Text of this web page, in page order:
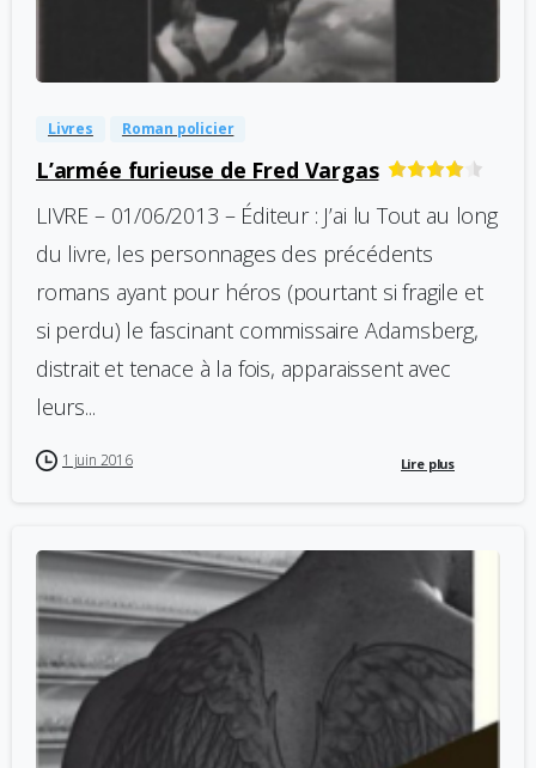
0
Livres Roman policier
L’armée furieuse de Fred Vargas
LIVRE – 01/06/2013 – Éditeur : J’ai lu Tout au long
du livre, les personnages des précédents
romans ayant pour héros (pourtant si fragile et
si perdu) le fascinant commissaire Adamsberg,
distrait et tenace à la fois, apparaissent avec
leurs...
1 juin 2016 Lire plus